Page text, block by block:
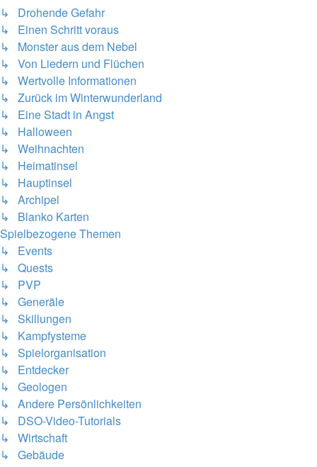
↳ Drohende Gefahr
↳ Einen Schritt voraus
↳ Monster aus dem Nebel
↳ Von Liedern und Flüchen
↳ Wertvolle Informationen
↳ Zurück im Winterwunderland
↳ Eine Stadt in Angst
↳ Halloween
↳ Weihnachten
↳ Heimatinsel
↳ Hauptinsel
↳ Archipel
↳ Blanko Karten
Spielbezogene Themen
↳ Events
↳ Quests
↳ PVP
↳ Generäle
↳ Skillungen
↳ Kampfysteme
↳ Spielorganisation
↳ Entdecker
↳ Geologen
↳ Andere Persönlichkeiten
↳ DSO-Video-Tutorials
↳ Wirtschaft
↳ Gebäude